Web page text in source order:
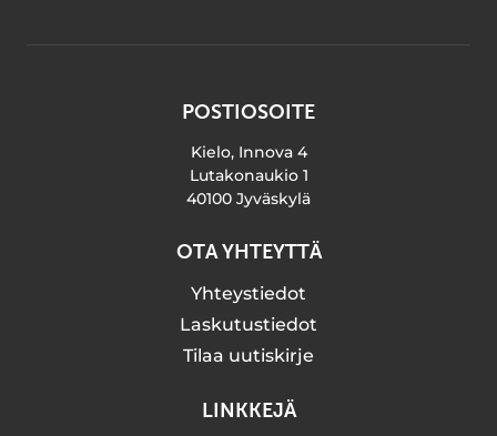
POSTIOSOITE
Kielo, Innova 4
Lutakonaukio 1
40100 Jyväskylä
OTA YHTEYTTÄ
Yhteystiedot
Laskutustiedot
Tilaa uutiskirje
LINKKEJÄ